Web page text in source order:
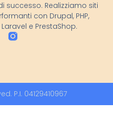
successo. Realizziamo siti
con Drupal, PHP,
e PrestaShop.
P.I. 04129410967